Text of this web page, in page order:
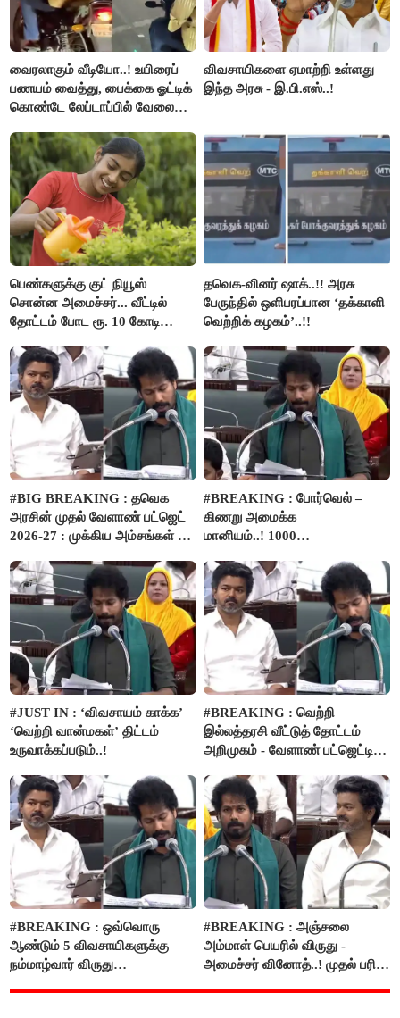
வைரலாகும் வீடியோ..! உயிரைப்
பணயம் வைத்து, பைக்கை ஓட்டிக்
கொண்டே லேப்டாப்பில் வேலை
விவசாயிகளை ஏமாற்றி உள்ளது
இந்த அரசு - இ.பி.எஸ்..!
பெண்களுக்கு குட் நியூஸ்
சொன்ன அமைச்சர்... வீட்டில்
தோட்டம் போட ரூ. 10 கோடி
தவெக-வினர் ஷாக்..!! அரசு
பேருந்தில் ஒளிபரப்பான ‘தக்காளி
வெற்றிக் கழகம்’..!!
#BIG BREAKING : தவெக
அரசின் முதல் வேளாண் பட்ஜெட்
2026-27 : முக்கிய அம்சங்கள் ஓர்
#BREAKING : போர்வெல் –
கிணறு அமைக்க
மானியம்..! 1000
பம்புசெட் வழங்கப்படும்..!
#JUST IN : ‘விவசாயம் காக்க’
‘வெற்றி வான்மகள்’ திட்டம்
உருவாக்கப்படும்..!
#BREAKING : வெற்றி
இல்லத்தரசி வீட்டுத் தோட்டம்
அறிமுகம் - வேளாண் பட்ஜெட்டில்
#BREAKING : ஒவ்வொரு
ஆண்டும் 5 விவசாயிகளுக்கு
நம்மாழ்வார் விருது
#BREAKING : அஞ்சலை
அம்மாள் பெயரில் விருது -
அமைச்சர் வினோத்..! முதல் பரிசு